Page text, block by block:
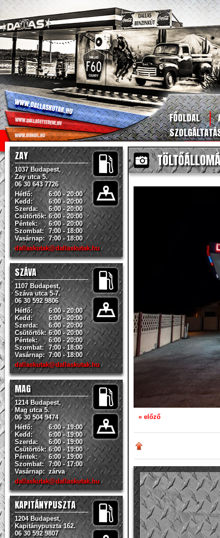
FŐOLDAL
ZAY
1037 Budapest,
Zay utca 5.
06 30 643 7726
Hétfő:
6:00 - 20:00
Kedd:
6:00 - 20:00
Szerda:
6:00 - 20:00
Csütörtök: 6:00 - 20:00
Péntek:
6:00 - 20:00
Szombat:
7:00 - 18:00
Vasárnap: 7:00 - 18:00
dallaskutak@dallaskutak.hu
SZÁVA
1107 Budapest,
Száva utca 5-7.
06 30 592 9806
Hétfő:
6:00 - 20:00
Kedd:
6:00 - 20:00
Szerda:
6:00 - 20:00
Csütörtök: 6:00 - 20:00
Péntek:
6:00 - 20:00
Szombat:
7:00 - 18:00
Vasárnap: 7:00 - 18:00
dallaskutak@dallaskutak.hu
MAG
1214 Budapest,
Mag utca 5.
06 30 504 9474
Hétfő:
6:00 - 19:00
Kedd:
6:00 - 19:00
Szerda:
6:00 - 19:00
Csütörtök: 6:00 - 19:00
Péntek:
6:00 - 19:00
Szombat:
7:00 - 17:00
Vasárnap: zárva
dallaskutak@dallaskutak.hu
KAPITÁNYPUSZTA
1204 Budapest,
Kapitánypuszta 162.
06 30 592 9807
« előző